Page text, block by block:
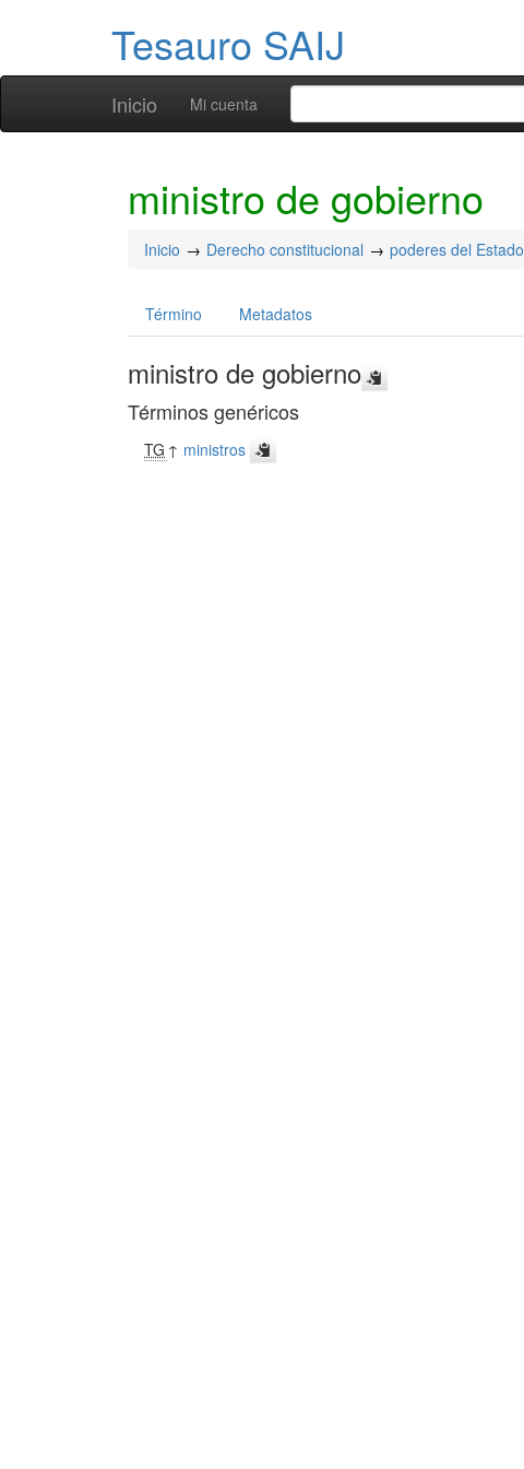
Tesauro SAIJ
Inicio Mi cuenta
ministro de gobierno
Inicio Derecho constitucional poderes del Estado
Término Metadatos
ministro de gobierno
Términos genéricos
TG ↑ ministros